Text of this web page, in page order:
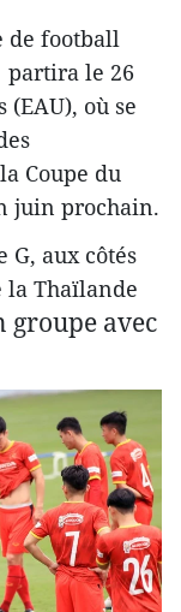
de football
partira le 26
où se
Coupe du
juin prochain.
aux côtés
la Thaïlande
groupe avec